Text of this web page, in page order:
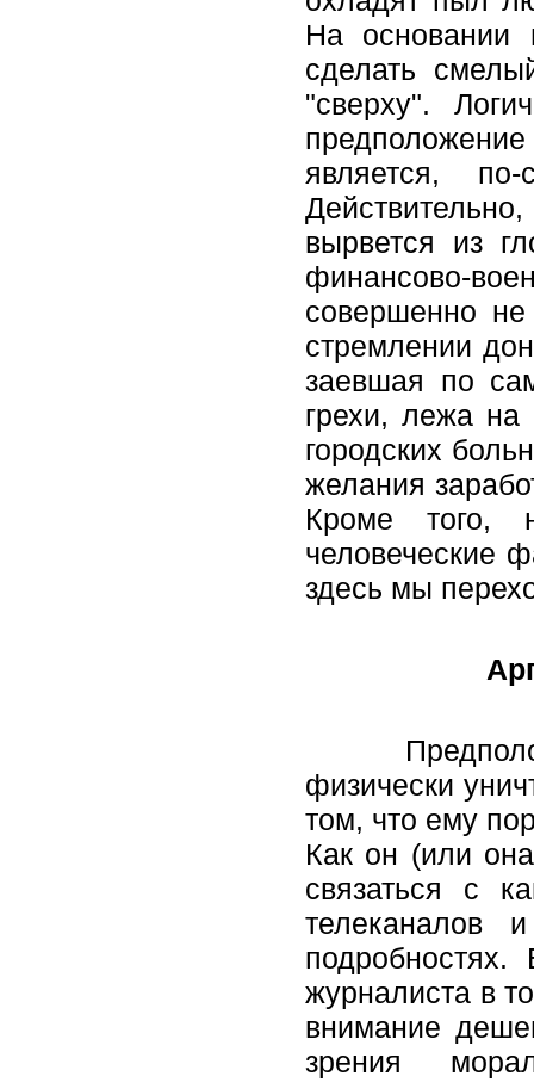
На основании
сделать
"сверху".
является,
вырвется из
финансово-
совершенно не
стремлении
заевшая по
грехи, лежа на
городских
желания
Кроме того,
человеческие
здесь мы
физически
том, что ему
Как он (или
связаться с
телеканалов
подробностях.
журналиста в
внимание
зрения